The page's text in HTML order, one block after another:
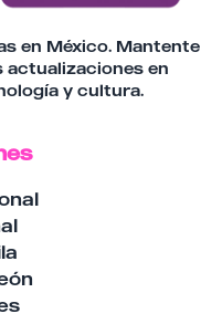
en México. Mantente
actualizaciones en
y cultura.